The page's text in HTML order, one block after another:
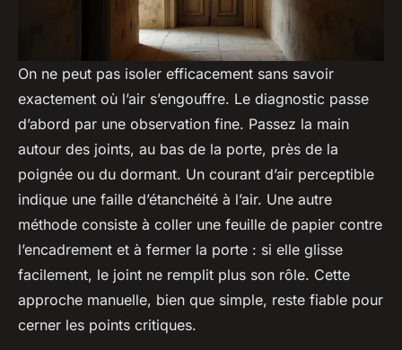
On ne peut pas isoler efficacement sans savoir
exactement où l’air s’engouffre. Le diagnostic passe
d’abord par une observation fine. Passez la main
autour des joints, au bas de la porte, près de la
poignée ou du dormant. Un courant d’air perceptible
indique une faille d’étanchéité à l’air. Une autre
méthode consiste à coller une feuille de papier contre
l’encadrement et à fermer la porte : si elle glisse
facilement, le joint ne remplit plus son rôle. Cette
approche manuelle, bien que simple, reste fiable pour
cerner les points critiques.